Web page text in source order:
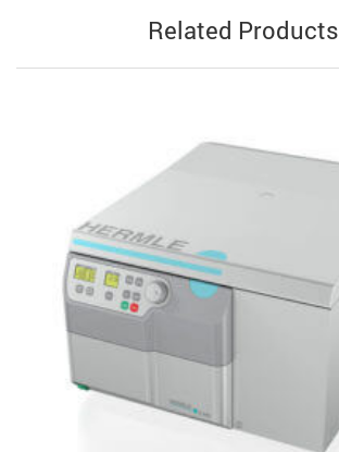
Related Products